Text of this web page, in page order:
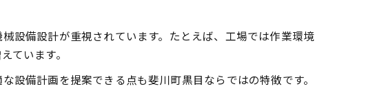
る方法
設備設計が重視されています。たとえば、工場では作業環境
ています。
設備計画を提案できる点も斐川町黒目ならではの特徴です。